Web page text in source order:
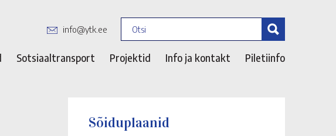
info@ytk.ee
Sotsiaaltransport Projektid Info ja kontakt Piletiinfo
Sõiduplaanid